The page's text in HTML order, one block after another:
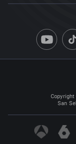
Copyright
San